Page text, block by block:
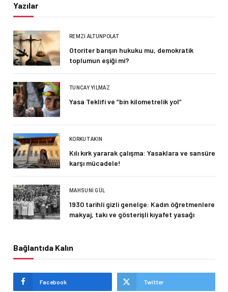
Yazılar
REMZI ALTUNPOLAT
Otoriter barışın hukuku mu, demokratik
toplumun eşiği mi?
TUNCAY YILMAZ
Yasa Teklifi ve “bin kilometrelik yol”
KORKUT AKIN
Kılı kırk yararak çalışma: Yasaklara ve sansüre
karşı mücadele!
MAHSUNI GÜL
1930 tarihli gizli genelge: Kadın öğretmenlere
makyaj, takı ve gösterişli kıyafet yasağı
Bağlantıda Kalın
Facebook Twitter